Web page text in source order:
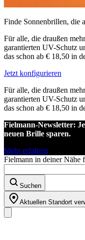
Finde Sonnenbrillen, die
Für alle, die draußen
garantierten UV-Schutz
das schon ab € 18,50 in
Jetzt konfigurieren
Für alle, die draußen
garantierten UV-Schutz
das schon ab € 18,50 in
Fielmann-Newsletter:
neuen Brille sparen.
Mehr erfahren
Fielmann in deiner Nähe
Suchen
Aktuellen Standort